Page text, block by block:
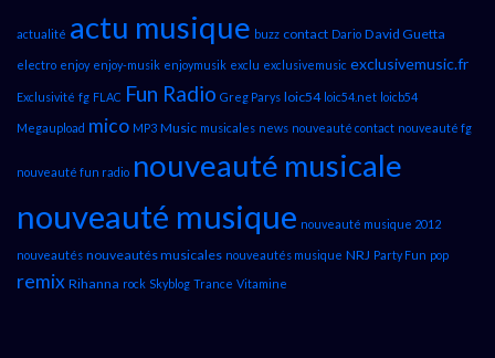
actualité actu musique buzz contact Dario David Guetta
electro enjoy enjoy-musik enjoymusik exclu exclusivemusic exclusivemusic.fr
Exclusivité fg FLAC Fun Radio Greg Parys loic54 loic54.net loicb54
Megaupload mico MP3 Music musicales news nouveauté contact nouveauté fg
nouveauté fun radio nouveauté musicale
nouveauté musique nouveauté musique 2012
nouveautés nouveautés musicales nouveautés musique NRJ Party Fun pop
remix Rihanna rock Skyblog Trance Vitamine